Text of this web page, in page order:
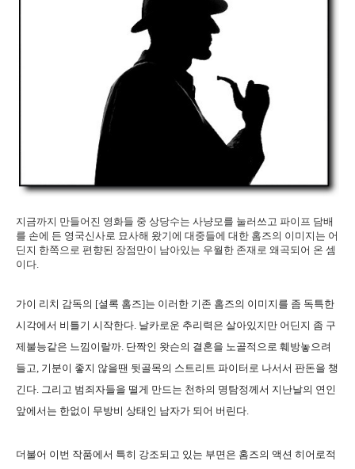
지금까지 만들어진 영화들 중 상당수는 사냥모를 눌러쓰고 파이프 담배
를 손에 든 영국신사로 묘사해 왔기에 대중들에 대한 홈즈의 이미지는 어
딘지 한쪽으로 편향된 장점만이 남아있는 우월한 존재로 왜곡되어 온 셈
이다.
가이 리치 감독의 [셜록 홈즈]는 이러한 기존 홈즈의 이미지를 좀 독특한
시각에서 비틀기 시작한다. 날카로운 추리력은 살아있지만 어딘지 좀 구
제불능같은 느낌이랄까. 단짝인 왓슨의 결혼을 노골적으로 훼방놓으려
들고, 기분이 좋지 않을땐 뒷골목의 스트리트 파이터로 나서서 판돈을 챙
긴다. 그리고 범죄자들을 떨게 만드는 천하의 명탐정께서 지난날의 연인
앞에서는 한없이 무방비 상태인 남자가 되어 버린다.
더불어 이번 작품에서 특히 강조되고 있는 부면은 홈즈의 액션 히어로적